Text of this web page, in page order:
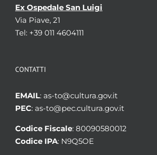
Ex Ospedale San Luigi
Via Piave, 21
Tel: +39 011 4604111
CONTATTI
EMAIL: as-to@cultura.gov.it
PEC: as-to@pec.cultura.gov.it
Codice Fiscale: 80090580012
Codice IPA: N9Q5OE